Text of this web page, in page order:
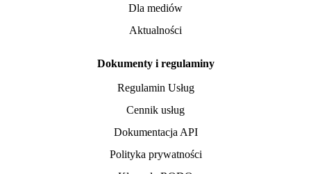
Dla mediów
Aktualności
Dokumenty i regulaminy
Regulamin Usług
Cennik usług
Dokumentacja API
Polityka prywatności